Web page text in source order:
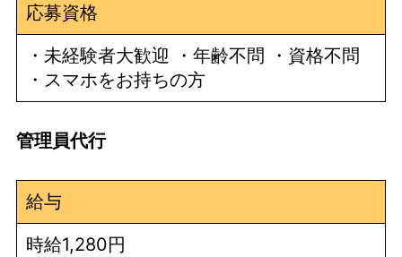
応募資格
・未経験者大歓迎 ・年齢不問 ・資格不問
・スマホをお持ちの方
管理員代行
給与
時給1,280円